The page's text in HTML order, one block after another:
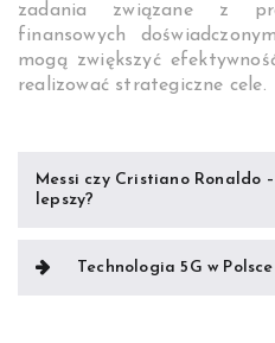
zadania związane z
finansowych
mogą zwiększyć
realizować strategiczne cele.
Nawigacja
wpisu
Messi czy Cristiano Ronaldo
lepszy?
Technologia 5G w Polsce